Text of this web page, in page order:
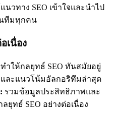
นวทาง SEO เข้าใจและนำไป
ทีมทุกคน
เนื่อง
ทำให้กลยุทธ์ SEO ทันสมัยอยู่
และแนวโน้มอัลกอริทึมล่าสุด
รวมข้อมูลประสิทธิภาพและ
ยุทธ์ SEO อย่างต่อเนื่อง